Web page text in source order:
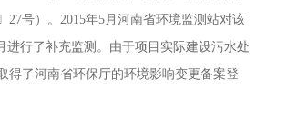
号）。2015年5月河南省环境监测站对该
进行了补充监测。由于项目实际建设污水处
得了河南省环保厅的环境影响变更备案登